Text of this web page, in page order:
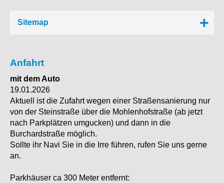
Sitemap
Anfahrt
mit dem Auto
19.01.2026
Aktuell ist die Zufahrt wegen einer Straßensanierung nur
von der Steinstraße über die Mohlenhofstraße (ab jetzt
nach Parkplätzen umgucken) und dann in die
Burchardstraße möglich.
Sollte ihr Navi Sie in die Irre führen, rufen Sie uns gerne
an.
Parkhäuser ca 300 Meter entfernt: